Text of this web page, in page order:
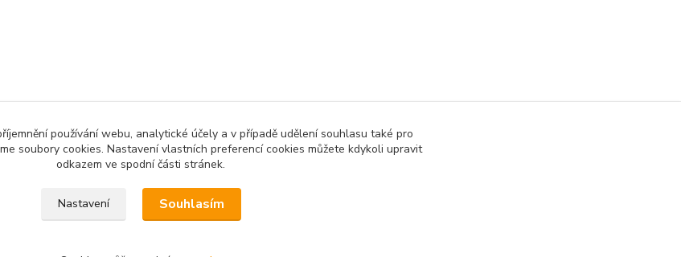
používání webu, analytické účely a v případě udělení souhlasu také pro
soubory cookies. Nastavení vlastních preferencí cookies můžete kdykoli upravit
odkazem ve spodní části stránek.
Nastavení Souhlasím